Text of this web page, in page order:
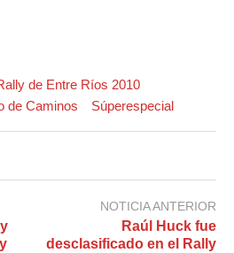
de Entre Ríos 2010
de Caminos Súperespecial
NOTICIA ANTERIOR
Raúl Huck fue
desclasificado en el Rally